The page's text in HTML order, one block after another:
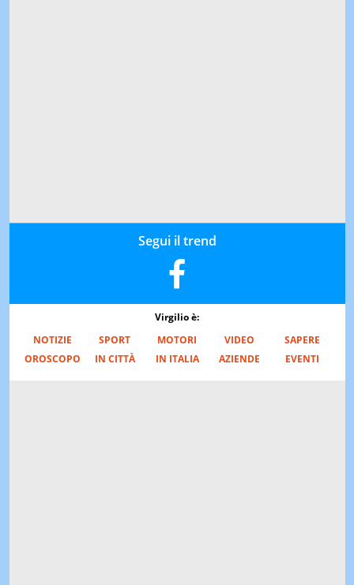
Segui il trend
Virgilio è:
NOTIZIE
SPORT MOTORI VIDEO
SAPERE
OROSCOPO
IN CITTÀ IN ITALIA AZIENDE EVENTI